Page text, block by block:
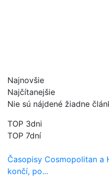
Najnovšie
Najčítanejšie
Nie sú nájdené žiadne
TOP 3dni
TOP 7dní
Časopisy Cosmopolitan a
končí, po...